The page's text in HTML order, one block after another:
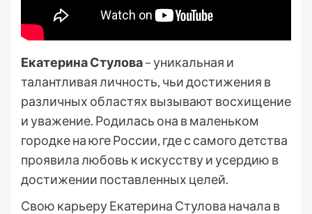
Екатерина Стулова– уникальная и
талантливая личность, чьи достижения в
различных областях вызывают восхищение
и уважение. Родилась она в маленьком
городке на юге России, где с самого детства
проявила любовь к искусству и усердию в
достижении поставленных целей.
Свою карьеру Екатерина Стулова начала в